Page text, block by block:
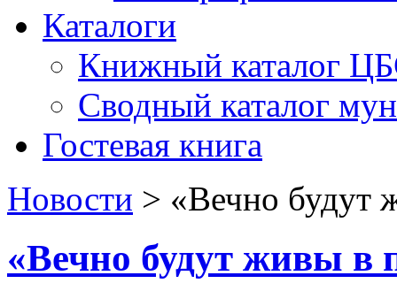
Каталоги
Книжный каталог
Сводный каталог
Гостевая книга
Новости > «Вечно будут
«Вечно будут живы в